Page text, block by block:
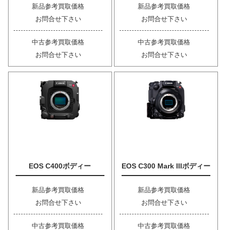
新品参考買取価格
お問合せ下さい
中古参考買取価格
お問合せ下さい
新品参考買取価格
お問合せ下さい
中古参考買取価格
お問合せ下さい
EOS C400ボディー
新品参考買取価格
お問合せ下さい
中古参考買取価格
EOS C300 Mark IIIボディー
新品参考買取価格
お問合せ下さい
中古参考買取価格